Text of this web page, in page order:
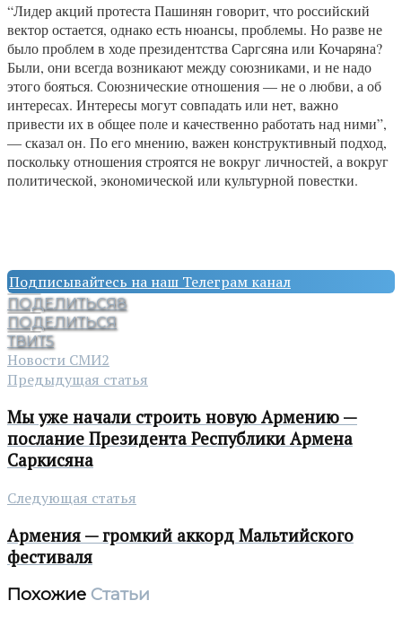
“Лидер акций протеста Пашинян говорит, что российский
вектор остается, однако есть нюансы, проблемы. Но разве не
было проблем в ходе президентства Саргсяна или Кочаряна?
Были, они всегда возникают между союзниками, и не надо
этого бояться. Союзнические отношения — не о любви, а об
интересах. Интересы могут совпадать или нет, важно
привести их в общее поле и качественно работать над ними”,
— сказал он. По его мнению, важен конструктивный подход,
поскольку отношения строятся не вокруг личностей, а вокруг
политической, экономической или культурной повестки.
Подписывайтесь на наш Телеграм канал
ПОДЕЛИТЬСЯ8
ПОДЕЛИТЬСЯ
ТВИТ5
Новости СМИ2
Предыдущая статья
Мы уже начали строить новую Армению —
послание Президента Республики Армена
Саркисяна
Следующая статья
Армения — громкий аккорд Мальтийского
фестиваля
Похожие Статьи